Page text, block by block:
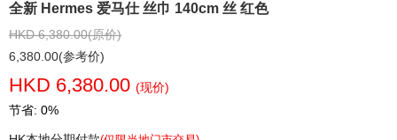
全新 Hermes 爱马仕 丝巾 140cm 丝 红色
HKD 6,380.00(原价)
6,380.00(参考价)
HKD 6,380.00 (现价)
节省: 0%